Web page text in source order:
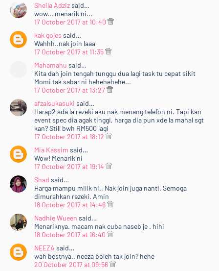
Sheila Adzizsaid…
wow... menarik ni...
17 October 2017 at 10:40
kak gojes said…
Wahhh..nak join laaa
17 October 2017 at 11:35
Mahamahu said…
Kita dah join tengah tunggu dua lagi task tu cepat sikit
Momi tak sabar ni hehehehehe...
17 October 2017 at 13:27
afzalsukasuki said…
Harap2 ada la rezeki aku nak menang telefon ni. Tapi kan
event spec dia agak tinggi, harga dia pun xde la mahal sgt
kan? Still bwh RM500 lagi
17 October 2017 at 18:12
Mia Kassim said…
Wow! Menarik ni
17 October 2017 at 19:14
Shad said…
Harga mampu milik ni.. Nak join juga nanti. Semoga
dimurahkan rezeki. Amin
18 October 2017 at 14:46
Nadhie Wueen said…
Menariknya. macam nak cuba naseb je . hihi
18 October 2017 at 16:40
NEEZA said…
wah bestnya.. neeza boleh tak join? hehe
20 October 2017 at 09:56